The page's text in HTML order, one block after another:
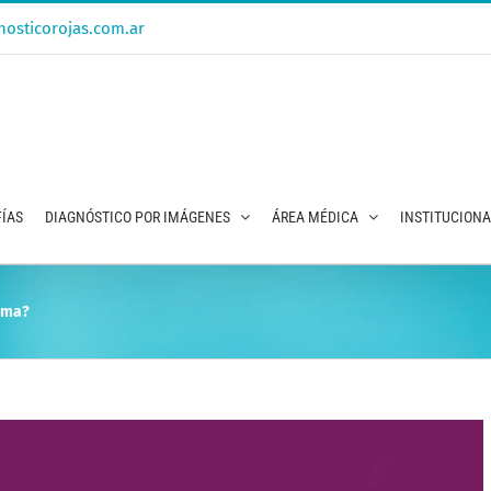
DIAGNÓSTICO POR IMÁGENES ÁREA MÉDICA